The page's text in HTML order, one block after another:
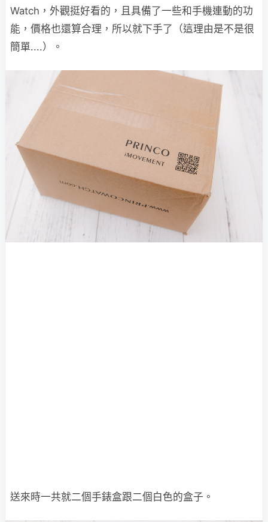
Watch，外觀挺好看的，且具備了一些和手機連動的功
能，價格也還算合理，所以就下手了（這理由是不是很
簡單....）。
送來時一共就二個手錶盒跟二個白色的盒子。